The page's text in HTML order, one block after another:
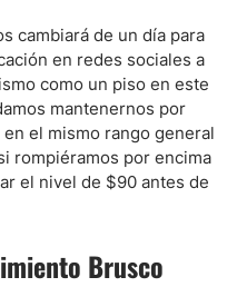
cambiará de un día para
en redes sociales a
como un piso en este
mantenernos por
el mismo rango general
rompiéramos por encima
el nivel de $90 antes de
Brusco